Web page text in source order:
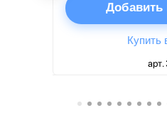
Добавить
Купить
арт.